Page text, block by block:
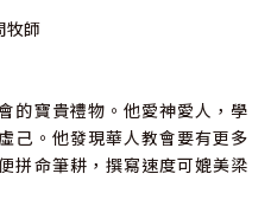
牧師
的寶貴禮物。他愛神愛人，學
己。他發現華人教會要有更多
拼命筆耕，撰寫速度可媲美梁